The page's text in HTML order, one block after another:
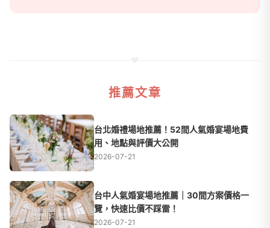
推薦文章
台北婚禮場地推薦！52間人氣婚宴場地費
用、地點與評價大公開
2026-07-21
台中人氣婚宴場地推薦｜30間方案價格一
覽，快速比價不踩雷！
2026-07-21